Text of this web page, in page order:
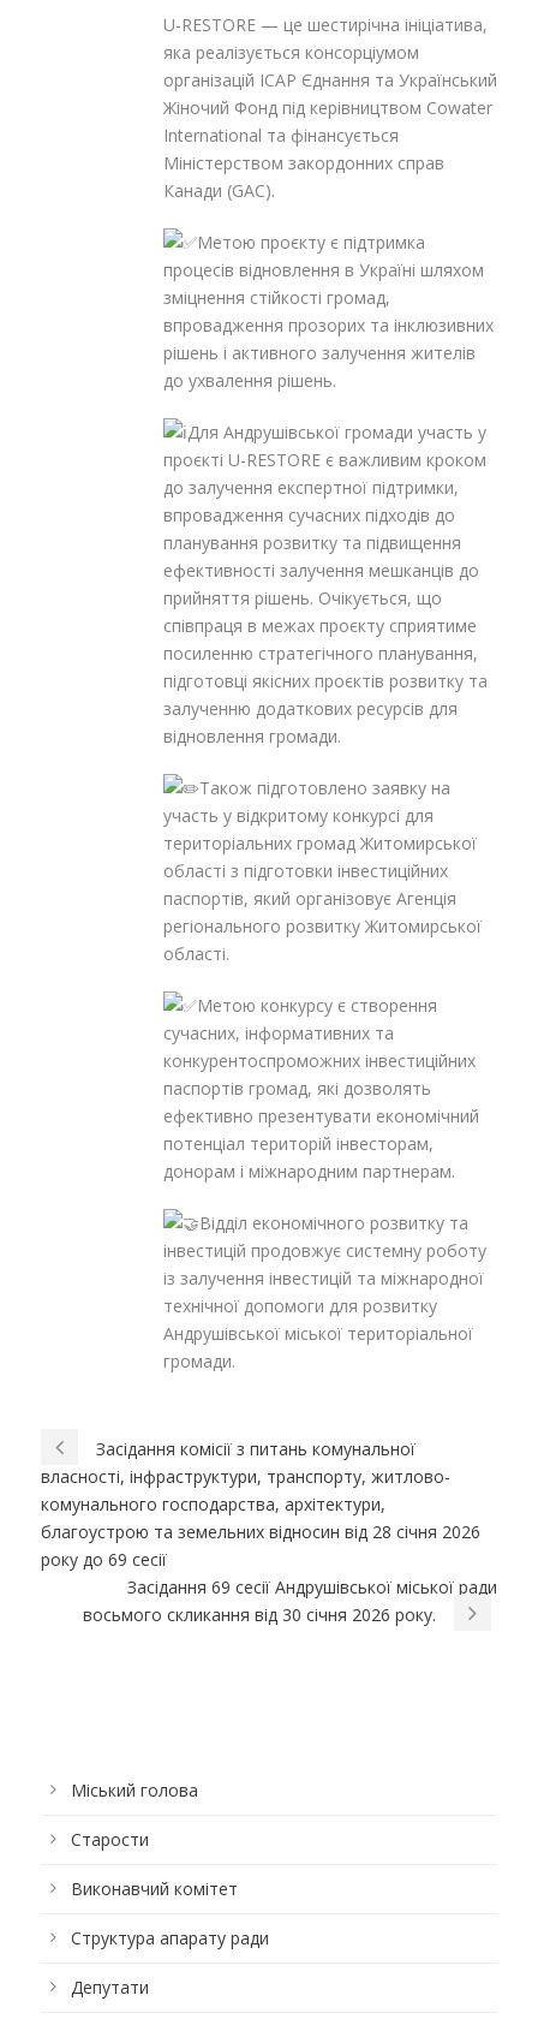
U-RESTORE — це шестирічна ініціатива,
яка реалізується консорціумом
організацій ІСАР Єднання та Український
Жіночий Фонд під керівництвом Cowater
International та фінансується
Міністерством закордонних справ
Канади (GAC).
Метою проєкту є підтримка
процесів відновлення в Україні шляхом
зміцнення стійкості громад,
впровадження прозорих та інклюзивних
рішень і активного залучення жителів
до ухвалення рішень.
Для Андрушівської громади участь у
проєкті U-RESTORE є важливим кроком
до залучення експертної підтримки,
впровадження сучасних підходів до
планування розвитку та підвищення
ефективності залучення мешканців до
прийняття рішень. Очікується, що
співпраця в межах проєкту сприятиме
посиленню стратегічного планування,
підготовці якісних проєктів розвитку та
залученню додаткових ресурсів для
відновлення громади.
Також підготовлено заявку на
участь у відкритому конкурсі для
територіальних громад Житомирської
області з підготовки інвестиційних
паспортів, який організовує Агенція
регіонального розвитку Житомирської
області.
Метою конкурсу є створення
сучасних, інформативних та
конкурентоспроможних інвестиційних
паспортів громад, які дозволять
ефективно презентувати економічний
потенціал територій інвесторам,
донорам і міжнародним партнерам.
Відділ економічного розвитку та
інвестицій продовжує системну роботу
із залучення інвестицій та міжнародної
технічної допомоги для розвитку
Андрушівської міської територіальної
громади.
Засідання комісії з питань комунальної
власності, інфраструктури, транспорту, житлово-
комунального господарства, архітектури,
благоустрою та земельних відносин від 28 січня 2026
року до 69 сесії
Засідання 69 сесії Андрушівської міської ради
восьмого скликання від 30 січня 2026 року.
Міський голова
Старости
Виконавчий комітет
Структура апарату ради
Депутати